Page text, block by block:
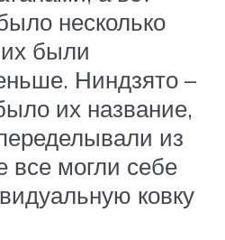
несколько
были
Ниндзято –
их название,
из
все могли себе
ковку